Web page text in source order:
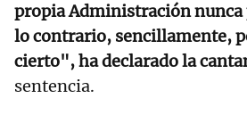
propia Administración nunca
lo contrario, sencillamente,
cierto", ha declarado la
sentencia.